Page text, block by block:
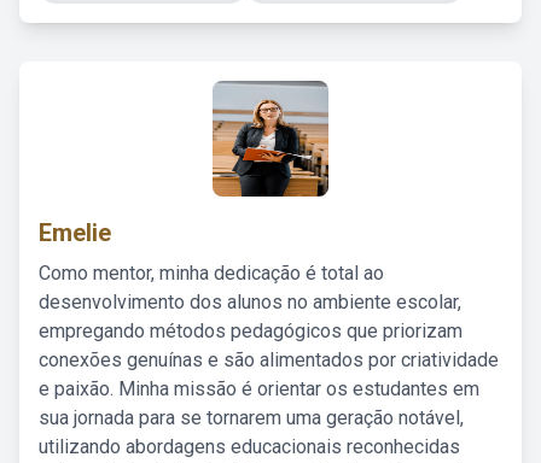
Emelie
Como mentor, minha dedicação é total ao
desenvolvimento dos alunos no ambiente escolar,
empregando métodos pedagógicos que priorizam
conexões genuínas e são alimentados por criatividade
e paixão. Minha missão é orientar os estudantes em
sua jornada para se tornarem uma geração notável,
utilizando abordagens educacionais reconhecidas